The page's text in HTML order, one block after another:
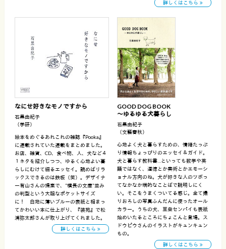
詳しくはこちら
なにせ好きなモノですから
石黒由紀子
（学研）
絵本をめぐるあれこれの雑誌『Pooka』
に連載されていた連載をまとめました。
お店、雑貨、CD、食べ物、人、犬など４
１ネタを紹介しつつ、ゆるく心地よい暮
らしにむけて綴るエッセイ。読めばリラ
ックスできるのは鉄板（笑）。デザイナ
ー有山さんの提案で、“横長の文庫”並み
の判型という大胆なポケットサイズ
に！ 白地に薄いブルーの表紙と相まっ
てかわいい本に仕上がり、『装苑』で松
浦弥太郎さんが取り上げてくれました。
詳しくはこちら
GOOD DOG BOOK
〜ゆるゆる犬暮らし
石黒由紀子
（文藝春秋）
心地よく犬と暮らすための、情緒たっぷ
り情報ちょっぴりのエッセイ＆ガイド。
犬と暮らす教科書…といっても数学や英
語ではなく、道徳とか美術とかエモーシ
ョナル方向のね。犬が好きな人のツボっ
てなかなか端的なことばで説明しにく
い。そこをうまくついてる感じ。全て撮
りおろしの写真ふんだんに使ったオール
カラー。うちの犬、豆柴センパイも表紙
始めいたるところにちょこんと登場。ス
ドウピウさんのイラストがキュンキュン
もの。
詳しくはこちら